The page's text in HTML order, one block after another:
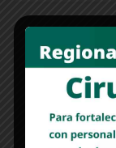
Edición 1312